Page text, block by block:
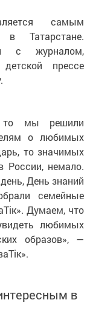
самым
Татарстане.
с журналом,
прессе
то мы решили
о любимых
то значимых
России, немало.
День знаний
семейные
Думаем, что
любимых
образов», —
в